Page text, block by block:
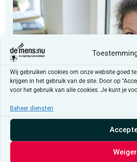
Wij gebruiken cookies om onze website goed
krijgen in het gebruik van de site. Door op
voor het gebruik van alle cookies. Je kunt je
Beheer diensten
Column
“Vertrouwen in